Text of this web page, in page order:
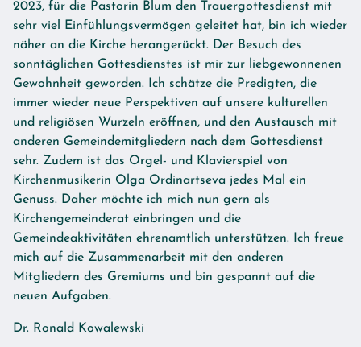
2023, für die Pastorin Blum den Trauergottesdienst mit
sehr viel Einfühlungsvermögen geleitet hat, bin ich wieder
näher an die Kirche herangerückt. Der Besuch des
sonntäglichen Gottesdienstes ist mir zur liebgewonnenen
Gewohnheit geworden. Ich schätze die Predigten, die
immer wieder neue Perspektiven auf unsere kulturellen
und religiösen Wurzeln eröffnen, und den Austausch mit
anderen Gemeindemitgliedern nach dem Gottesdienst
sehr. Zudem ist das Orgel- und Klavierspiel von
Kirchenmusikerin Olga Ordinartseva jedes Mal ein
Genuss. Daher möchte ich mich nun gern als
Kirchengemeinderat einbringen und die
Gemeindeaktivitäten ehrenamtlich unterstützen. Ich freue
mich auf die Zusammenarbeit mit den anderen
Mitgliedern des Gremiums und bin gespannt auf die
neuen Aufgaben.
Dr. Ronald Kowalewski